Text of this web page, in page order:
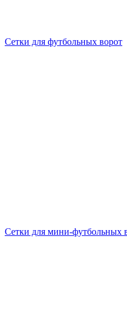
Сетки для футбольных ворот
Сетки для мини-футбольных